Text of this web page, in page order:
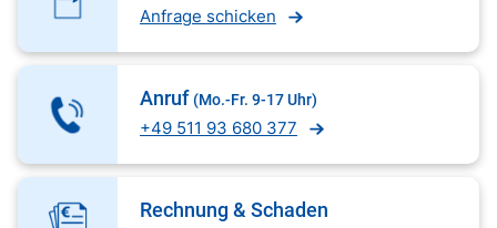
Anfrage schicken
Anruf (Mo.-Fr. 9-17 Uhr)
+49 511 93 680 377
Rechnung & Schaden